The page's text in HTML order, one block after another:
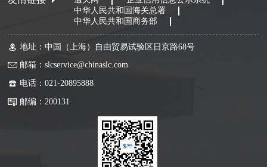
中华人民共和国海关总署
中华人民共和国商务部
地址：中国（上海）自由贸易试验区日京路68号
邮箱：slcservice@chinaslc.com
电话：021-20895888
邮编：200131